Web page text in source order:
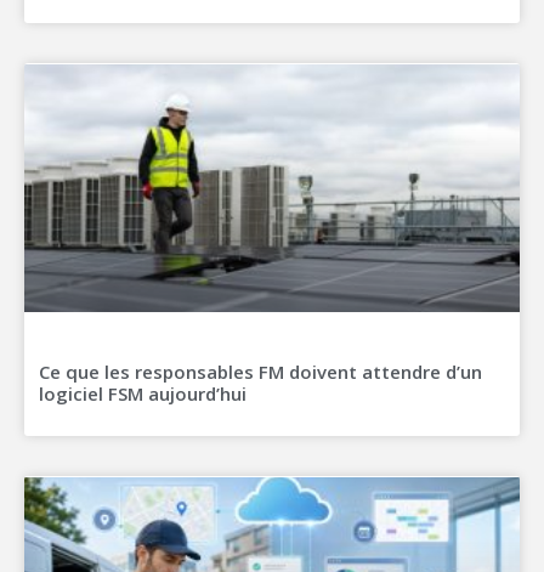
Ce que les responsables FM doivent attendre d’un
logiciel FSM aujourd’hui